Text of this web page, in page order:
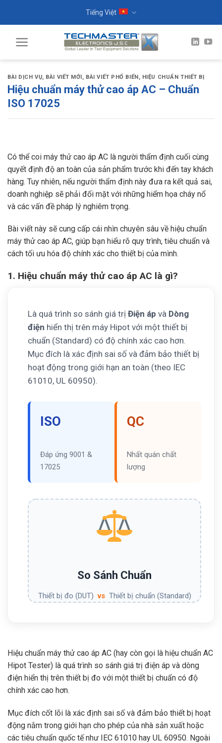
Tiếng Việt
BÀI DỊCH VỤ, BÀI VIẾT MỚI, BÀI VIẾT PHỔ BIẾN, HIỆU CHUẨN THIẾT BỊ
Hiệu chuẩn máy thử cao áp AC – Chuẩn
ISO 17025
Có thể coi máy thử cao áp AC là người thẩm định cuối cùng
quyết định độ an toàn của sản phẩm trước khi đến tay khách
hàng. Tuy nhiên, nếu người thẩm định này đưa ra kết quả sai,
doanh nghiệp sẽ phải đối mặt với những hiểm họa cháy nổ
và các vấn đề pháp lý nghiêm trọng.
Bài viết này sẽ cung cấp cái nhìn chuyên sâu về hiệu chuẩn
máy thử cao áp AC, giúp bạn hiểu rõ quy trình, tiêu chuẩn và
cách tối ưu hóa độ chính xác cho thiết bị của mình.
1. Hiệu chuẩn máy thử cao áp AC là gì?
Là quá trình so sánh giá trị Điện áp và Dòng
điện hiển thị trên máy Hipot với một thiết bị
chuẩn (Standard) có độ chính xác cao hơn.
Mục đích là xác định sai số và đảm bảo thiết bị
hoạt động trong giới hạn an toàn (theo IEC
61010, UL 60950).
ISO
Đáp ứng 9001 &
17025
QC
Nhất quán chất
lượng
So Sánh Chuẩn
Thiết bị đo (DUT) vs Thiết bị chuẩn (Standard)
Hiệu chuẩn máy thử cao áp AC (hay còn gọi là hiệu chuẩn AC
Hipot Tester) là quá trình so sánh giá trị điện áp và dòng
điện hiển thị trên thiết bị đo với một thiết bị chuẩn có độ
chính xác cao hơn.
Mục đích cốt lõi là xác định sai số và đảm bảo thiết bị hoạt
động nằm trong giới hạn cho phép của nhà sản xuất hoặc
các tiêu chuẩn quốc tế như IEC 61010 hay UL 60950. Ngoài